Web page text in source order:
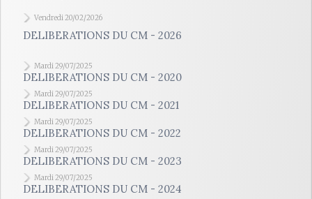
Vendredi 20/02/2026
DELIBERATIONS DU CM - 2026
Mardi 29/07/2025
DELIBERATIONS DU CM - 2020
Mardi 29/07/2025
DELIBERATIONS DU CM - 2021
Mardi 29/07/2025
DELIBERATIONS DU CM - 2022
Mardi 29/07/2025
DELIBERATIONS DU CM - 2023
Mardi 29/07/2025
DELIBERATIONS DU CM - 2024